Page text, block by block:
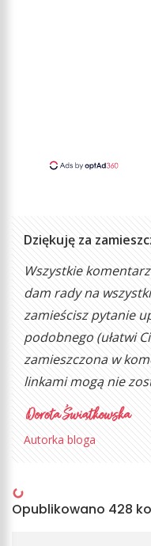
Dziękuję za
Wszystkie
dam rady na
zamieścisz pytanie
podobnego (ułatwi
zamieszczona w
linkami mogą nie
Autorka bloga
Opublikowano 428